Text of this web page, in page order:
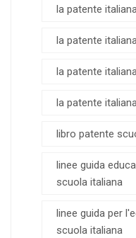
la patente
la patente
la patente
la patente
libro patente
linee guida
scuola italiana
linee guida per
scuola italiana